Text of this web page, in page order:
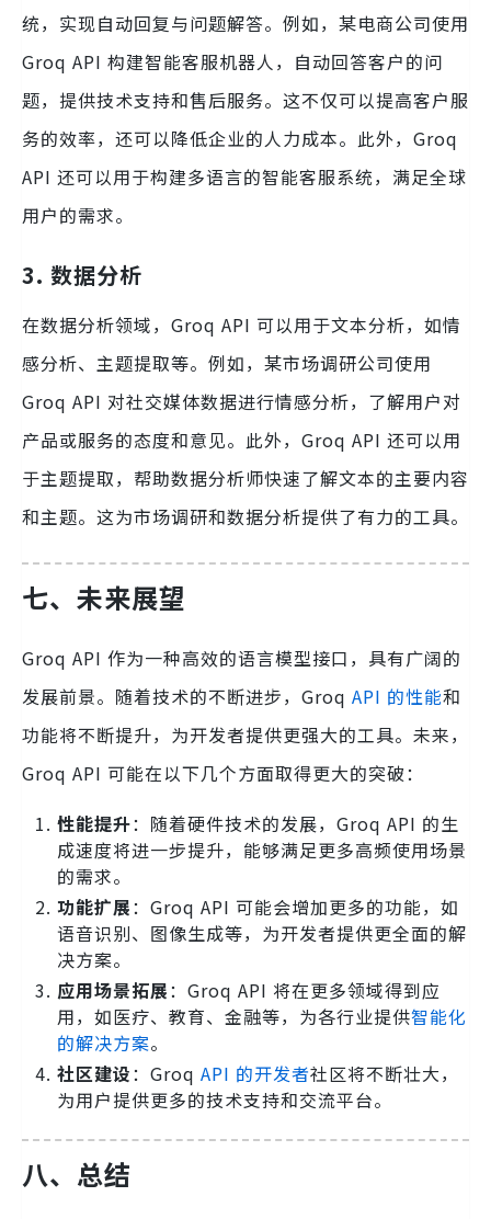
统，实现自动回复与问题解答。例如，某电商公司使用
Groq API 构建智能客服机器人，自动回答客户的问
题，提供技术支持和售后服务。这不仅可以提高客户服
务的效率，还可以降低企业的人力成本。此外，Groq
API 还可以用于构建多语言的智能客服系统，满足全球
用户的需求。
3. 数据分析
在数据分析领域，Groq API 可以用于文本分析，如情
感分析、主题提取等。例如，某市场调研公司使用
Groq API 对社交媒体数据进行情感分析，了解用户对
产品或服务的态度和意见。此外，Groq API 还可以用
于主题提取，帮助数据分析师快速了解文本的主要内容
和主题。这为市场调研和数据分析提供了有力的工具。
七、未来展望
Groq API 作为一种高效的语言模型接口，具有广阔的
发展前景。随着技术的不断进步，Groq API 的性能和
功能将不断提升，为开发者提供更强大的工具。未来，
Groq API 可能在以下几个方面取得更大的突破：
性能提升：随着硬件技术的发展，Groq API 的生
成速度将进一步提升，能够满足更多高频使用场景
的需求。
功能扩展：Groq API 可能会增加更多的功能，如
语音识别、图像生成等，为开发者提供更全面的解
决方案。
应用场景拓展：Groq API 将在更多领域得到应
用，如医疗、教育、金融等，为各行业提供智能化
的解决方案。
社区建设：Groq API 的开发者社区将不断壮大，
为用户提供更多的技术支持和交流平台。
八、总结